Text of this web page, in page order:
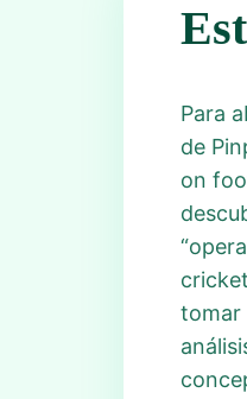
Para
de
on
tomar